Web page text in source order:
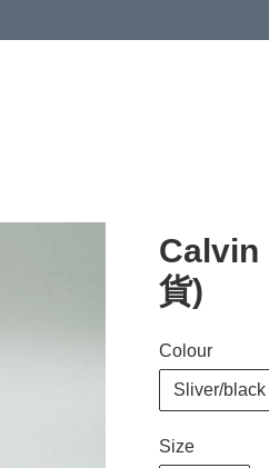
Calvin
貨)
Colour
Sliver/black
Size